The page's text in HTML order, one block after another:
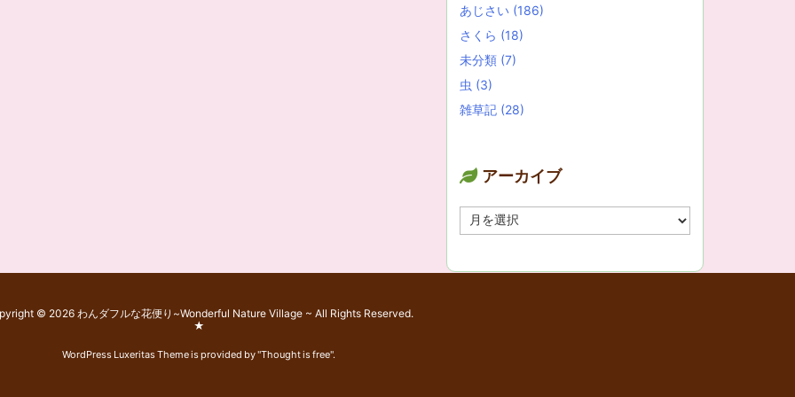
あじさい (186)
さくら (18)
未分類 (7)
虫 (3)
雑草記 (28)
アーカイブ
ー
© 2026 わんダフルな花便り~Wonderful Nature Village ~ All Rights Reserved.
★
WordPress Luxeritas Theme is provided by "Thought is free".